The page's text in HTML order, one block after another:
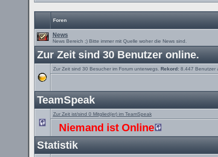
Foren
News
News Bereich ;) Bitte immer mit Quelle woher die News sind.
Zur Zeit sind 30 Benutzer online.
Zur Zeit sind 30 Besucher im Forum unterwegs. Rekord:8.447 Benutzer
TeamSpeak
Zur Zeit ist/sind 0 Mitglied(er) im TeamSpeak
Niemand ist Online
Statistik